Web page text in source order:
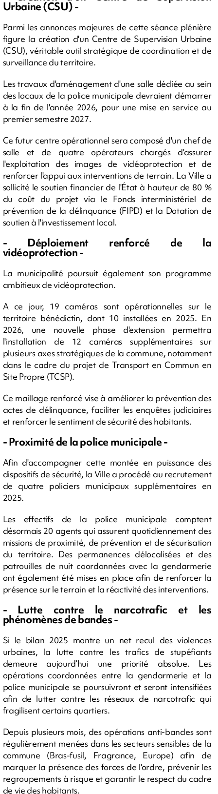
Urbaine (CSU) -
Parmi les annonces majeures de cette séance plénière
figure la création d'un Centre de Supervision Urbaine
(CSU), véritable outil stratégique de coordination et de
surveillance du territoire.
Les travaux d'aménagement d'une salle dédiée au sein
des locaux de la police municipale devraient démarrer
à la fin de l'année 2026, pour une mise en service au
premier semestre 2027.
Ce futur centre opérationnel sera composé d'un chef de
salle et de quatre opérateurs chargés d'assurer
l'exploitation des images de vidéoprotection et de
renforcer l'appui aux interventions de terrain. La Ville a
sollicité le soutien financier de l'État à hauteur de 80 %
du coût du projet via le Fonds interministériel de
prévention de la délinquance (FIPD) et la Dotation de
soutien à l'investissement local.
- Déploiement renforcé de la
vidéoprotection -
La municipalité poursuit également son programme
ambitieux de vidéoprotection.
A ce jour, 19 caméras sont opérationnelles sur le
territoire bénédictin, dont 10 installées en 2025. En
2026, une nouvelle phase d'extension permettra
l'installation de 12 caméras supplémentaires sur
plusieurs axes stratégiques de la commune, notamment
dans le cadre du projet de Transport en Commun en
Site Propre (TCSP).
Ce maillage renforcé vise à améliorer la prévention des
actes de délinquance, faciliter les enquêtes judiciaires
et renforcer le sentiment de sécurité des habitants.
- Proximité de la police municipale -
Afin d'accompagner cette montée en puissance des
dispositifs de sécurité, la Ville a procédé au recrutement
de quatre policiers municipaux supplémentaires en
2025.
Les effectifs de la police municipale comptent
désormais 20 agents qui assurent quotidiennement des
missions de proximité, de prévention et de sécurisation
du territoire. Des permanences délocalisées et des
patrouilles de nuit coordonnées avec la gendarmerie
ont également été mises en place afin de renforcer la
présence sur le terrain et la réactivité des interventions.
- Lutte contre le narcotrafic et les
phénomènes de bandes -
Si le bilan 2025 montre un net recul des violences
urbaines, la lutte contre les trafics de stupéfiants
demeure aujourd’hui une priorité absolue. Les
opérations coordonnées entre la gendarmerie et la
police municipale se poursuivront et seront intensifiées
afin de lutter contre les réseaux de narcotrafic qui
fragilisent certains quartiers.
Depuis plusieurs mois, des opérations anti-bandes sont
régulièrement menées dans les secteurs sensibles de la
commune (Bras-fusil, Fragrance, Europe) afin de
marquer la présence des forces de l'ordre, prévenir les
regroupements à risque et garantir le respect du cadre
de vie des habitants.